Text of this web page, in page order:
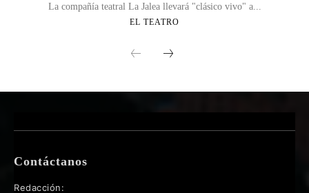
La compañía teatral La Jalea llevará "clásico vivo" a...
EL TEATRO
Contáctanos
Redacción: